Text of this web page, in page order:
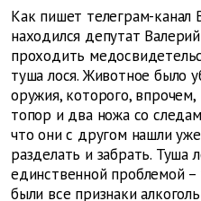
Как пишет телеграм-канал
находился депутат
проходить
туша лося. Животное было
оружия, которого,
топор и два ножа со
что они с другом нашли
разделать и забрать. Туша
единственной проблемой
были все признаки